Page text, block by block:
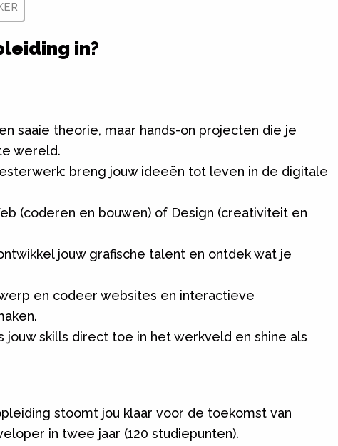
in?
saaie theorie, maar hands-on projecten die je
wereld.
breng jouw ideeën tot leven in de digitale
(coderen en bouwen) of Design (creativiteit en
jouw grafische talent en ontdek wat je
en codeer websites en interactieve
jouw skills direct toe in het werkveld en shine als
stoomt jou klaar voor de toekomst van
in twee jaar (120 studiepunten).